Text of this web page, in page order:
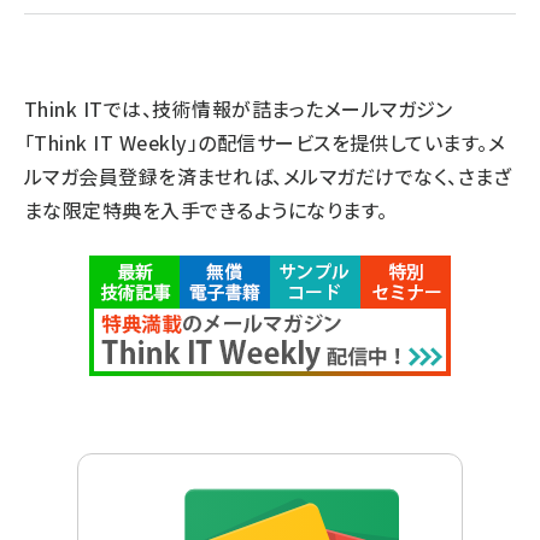
Think ITでは、技術情報が詰まったメールマガジン
「Think IT Weekly」の配信サービスを提供しています。メ
ルマガ会員登録を済ませれば、メルマガだけでなく、さまざ
まな限定特典を入手できるようになります。